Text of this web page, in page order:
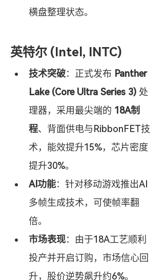
横盘整理状态。
英特尔 (Intel, INTC)
技术突破：正式发布 Panther
Lake (Core Ultra Series 3) 处
理器，采用最尖端的 18A制
程、背面供电与RibbonFET技
术，能效提升15%，芯片密度
提升30%。
AI功能：针对移动游戏推出AI
多帧生成技术，可使帧率翻
倍。
市场表现：由于18A工艺顺利
投产并开启订购，市场信心回
升，股价逆势飙升约6%。